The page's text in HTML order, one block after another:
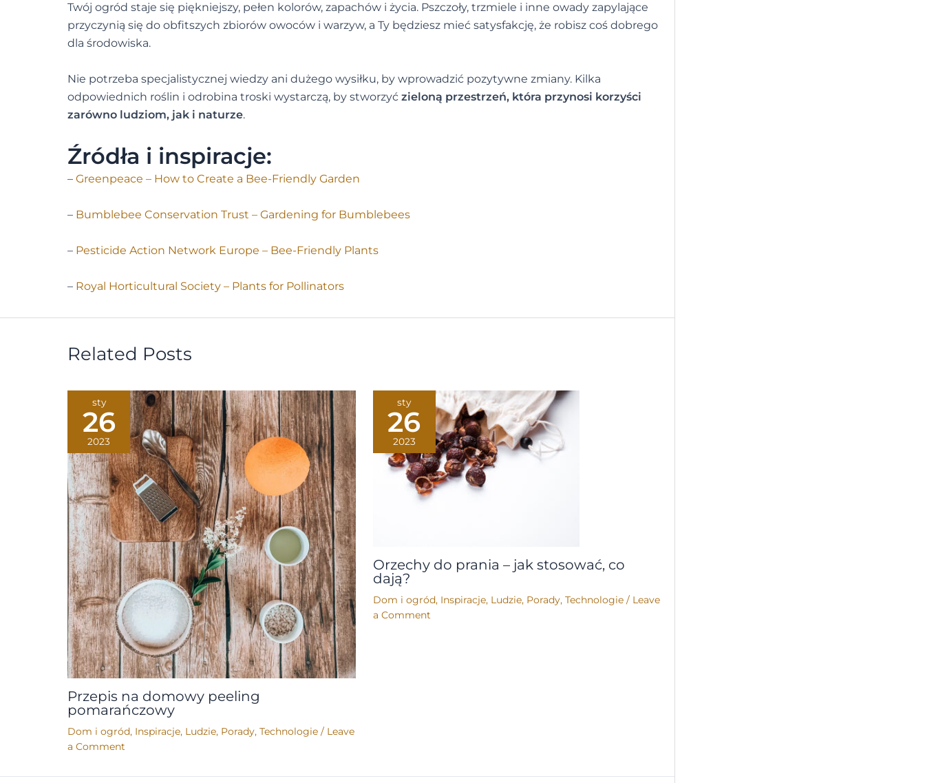
Twój ogród staje się piękniejszy, pełen kolorów, zapachów i życia. Pszczoły, trzmiele i inne owady zapylające
przyczynią się do obfitszych zbiorów owoców i warzyw, a Ty będziesz mieć satysfakcję, że robisz coś dobrego
dla środowiska.
Nie potrzeba specjalistycznej wiedzy ani dużego wysiłku, by wprowadzić pozytywne zmiany. Kilka
odpowiednich roślin i odrobina troski wystarczą, by stworzyć zieloną przestrzeń, która przynosi korzyści
zarówno ludziom, jak i naturze.
Źródła i inspiracje:
– Greenpeace – How to Create a Bee-Friendly Garden
– Bumblebee Conservation Trust – Gardening for Bumblebees
– Pesticide Action Network Europe – Bee-Friendly Plants
– Royal Horticultural Society – Plants for Pollinators
Related Posts
sty
26
2023
Przepis na domowy peeling
pomarańczowy
Dom i ogród, Inspiracje, Ludzie, Porady, Technologie / Leave
a Comment
sty
26
2023
Orzechy do prania – jak stosować, co
dają?
Dom i ogród, Inspiracje, Ludzie, Porady, Technologie/ Leave
a Comment